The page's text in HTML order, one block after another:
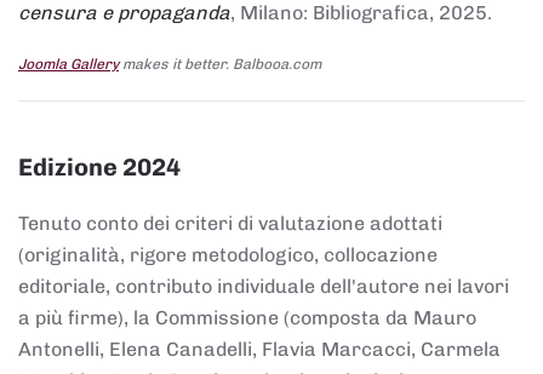
censura e propaganda, Milano: Bibliografica, 2025.
Joomla Gallerymakes it better. Balbooa.com
Edizione 2024
Tenuto conto dei criteri di valutazione adottati
(originalità, rigore metodologico, collocazione
editoriale, contributo individuale dell'autore nei lavori
a più firme), la Commissione (composta da Mauro
Antonelli, Elena Canadelli, Flavia Marcacci, Carmela